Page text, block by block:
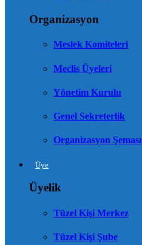
Organizasyon
Meslek Komiteleri
Meclis Üyeleri
Yönetim Kurulu
Genel Sekreterlik
Organizasyon Şeması
Üye
Üyelik
Tüzel Kişi Merkez
Tüzel Kişi Şube